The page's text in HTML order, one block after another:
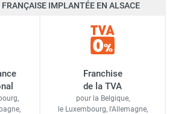
FRANÇAISE IMPLANTÉE EN ALSACE
Franchise
de la TVA
pour la Belgique,
le Luxembourg, l'Allemagne,